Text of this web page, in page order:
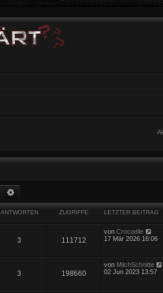
Suche
ANTWORTEN ZUGRIFFE LETZTER BEITRAG
3 111712
vonCrocodile
17 Mär 2026 16:06
3 198660
von MilchSchnitte
02 Jun 2023 13:57